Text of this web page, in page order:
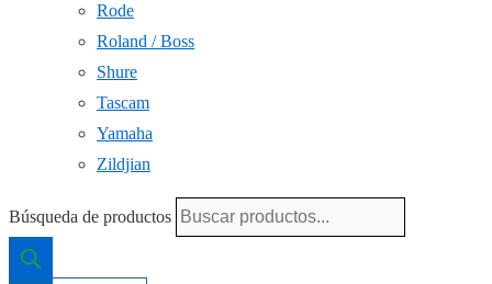
Rode
Roland / Boss
Shure
Tascam
Yamaha
Zildjian
Búsqueda de productos